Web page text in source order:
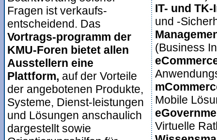
Fragen ist verkaufs-
entscheidend. Das
Vortrags-programm der
KMU-Foren bietet allen
Ausstellern eine
Plattform, auf der Vorteile
der angebotenen Produkte,
Systeme, Dienst-leistungen
und Lösungen anschaulich
dargestellt sowie
IT- und
und -
(Business
Mobile
Virtuelle